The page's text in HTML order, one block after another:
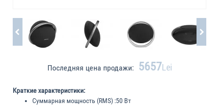
Последняя цена продажи: 5657Lei
Краткие характеристики:
Суммарная мощность (RMS) :50 Вт